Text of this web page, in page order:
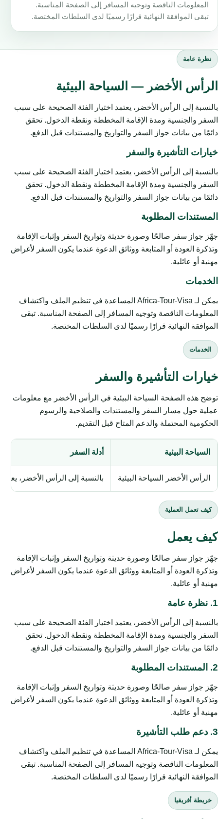
المعلومات الناقصة وتوجيه المسافر إلى الصفحة المناسبة.
تبقى الموافقة النهائية قرارًا رسميًا لدى السلطات المختصة.
نظرة عامة
الرأس الأخضر — السياحة البيئية
بالنسبة إلى الرأس الأخضر، يعتمد اختيار الفئة الصحيحة على سبب
السفر والجنسية ومدة الإقامة المخططة ونقطة الدخول. تحقق
دائمًا من بيانات جواز السفر والتواريخ والمستندات قبل الدفع.
خيارات التأشيرة والسفر
بالنسبة إلى الرأس الأخضر، يعتمد اختيار الفئة الصحيحة على سبب
السفر والجنسية ومدة الإقامة المخططة ونقطة الدخول. تحقق
دائمًا من بيانات جواز السفر والتواريخ والمستندات قبل الدفع.
المستندات المطلوبة
جهّز جواز سفر صالحًا وصورة حديثة وتواريخ السفر وإثبات الإقامة
وتذكرة العودة أو المتابعة ووثائق الدعوة عندما يكون السفر لأغراض
مهنية أو عائلية.
الخدمات
يمكن لـ Africa-Tour-Visa المساعدة في تنظيم الملف واكتشاف
المعلومات الناقصة وتوجيه المسافر إلى الصفحة المناسبة. تبقى
الموافقة النهائية قرارًا رسميًا لدى السلطات المختصة.
الخدمات
خيارات التأشيرة والسفر
توضح هذه الصفحة السياحة البيئية في الرأس الأخضر مع معلومات
عملية حول مسار السفر والمستندات والصلاحية والرسوم
الحكومية المحتملة والدعم المتاح قبل التقديم.
السياحة البيئية أدلة السفر
الرأس الأخضر السياحة البيئية بالنسبة إلى الرأس الأخضر،
كيف تعمل العملية
كيف يعمل
جهّز جواز سفر صالحًا وصورة حديثة وتواريخ السفر وإثبات الإقامة
وتذكرة العودة أو المتابعة ووثائق الدعوة عندما يكون السفر لأغراض
مهنية أو عائلية.
1. نظرة عامة
بالنسبة إلى الرأس الأخضر، يعتمد اختيار الفئة الصحيحة على سبب
السفر والجنسية ومدة الإقامة المخططة ونقطة الدخول. تحقق
دائمًا من بيانات جواز السفر والتواريخ والمستندات قبل الدفع.
2. المستندات المطلوبة
جهّز جواز سفر صالحًا وصورة حديثة وتواريخ السفر وإثبات الإقامة
وتذكرة العودة أو المتابعة ووثائق الدعوة عندما يكون السفر لأغراض
مهنية أو عائلية.
3. دعم طلب التأشيرة
يمكن لـ Africa-Tour-Visa المساعدة في تنظيم الملف واكتشاف
المعلومات الناقصة وتوجيه المسافر إلى الصفحة المناسبة. تبقى
الموافقة النهائية قرارًا رسميًا لدى السلطات المختصة.
خريطة أفريقيا